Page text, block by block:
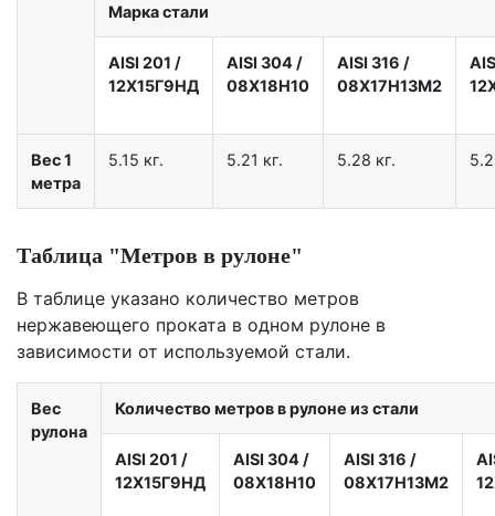
Марка стали
AISI 201 /
12X15Г9НД
AISI 304 /
08Х18Н10
AISI 316 /
08Х17Н13М2
Вес 1
метра
5.15 кг. 5.21 кг. 5.28 кг.
Таблица "Метров в рулоне"
В таблице указано количество метров
нержавеющего проката в одном рулоне в
зависимости от используемой стали.
Вес
рулона
Количество метров в рулоне из стали
AISI 201 /
12X15Г9НД
AISI 304 /
08Х18Н10
AISI 316 /
08Х17Н13М2